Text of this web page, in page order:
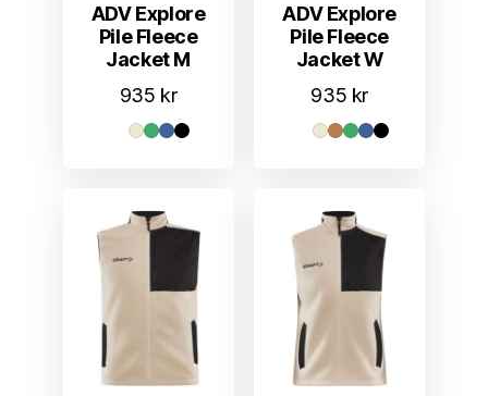
ADV Explore
Pile Fleece
Jacket M
935 kr
ADV Explore
Pile Fleece
Jacket W
935 kr